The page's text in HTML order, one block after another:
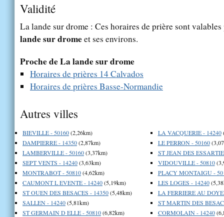
Validité
La lande sur drome : Ces horaires de prière sont
lande sur dromeet ses environs.
Proche de La lande sur drome
Horaires de prières 14 Calvados
Horaires de prières Basse-Normandie
Autres villes
BIEVILLE - 50160(2,26km)
DAMPIERRE - 14350(2,87km)
LAMBERVILLE - 50160(3,37km)
SEPT VENTS - 14240(3,63km)
MONTRABOT - 50810(4,62km)
CAUMONT L EVENTE - 14240(5,19km)
ST OUEN DES BESACES - 14350(5,48km)
SALLEN - 14240(5,81km)
ST GERMAIN D ELLE - 50810(6,82km)
LA VACQUERIE - 14240
LE PERRON - 50160
ST JEAN DES
VIDOUVILLE - 50810
PLACY MONTAIGU -
LES LOGES - 14240
LA FERRIERE AU
ST MARTIN DES
CORMOLAIN - 14240